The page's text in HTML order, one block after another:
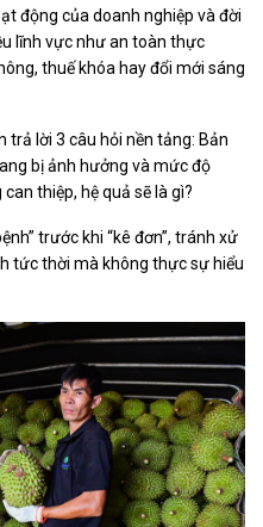
động của doanh nghiệp và đời
lĩnh vực như an toàn thực
thuế khóa hay đổi mới sáng
trả lời 3 câu hỏi nền tảng: Bản
bị ảnh hưởng và mức độ
thiệp, hệ quả sẽ là gì?
trước khi “kê đơn”, tránh xử
tức thời mà không thực sự hiểu